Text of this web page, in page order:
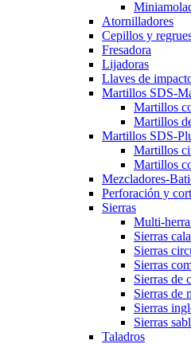
Atornilladores
Cepillos y
Fresadora
Lijadoras
Llaves de
Martillos SDS-
Martillos
Martillos
Martillos SDS-
Martillos
Martillos
Mezcladores-
Perforación y
Sierras
Multi-
Sierras
Sierras
Sierras
Sierras de
Sierras de
Sierras
Sierras
Taladros